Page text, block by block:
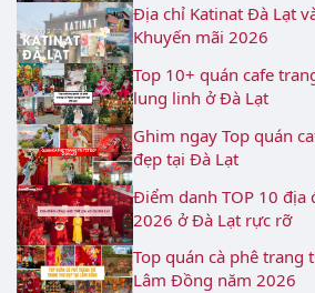
Địa chỉ Katinat Đà Lạt
Khuyến mãi 2026
Top 10+ quán cafe
lung linh ở Đà Lạt
Ghim ngay Top quán
đẹp tại Đà Lạt
Điểm danh TOP 10 địa
2026 ở Đà Lạt rực rỡ
Top quán cà phê trang
Lâm Đồng năm 2026